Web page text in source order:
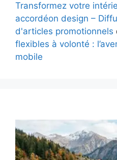
Transformez votre
accordéon design –
d'articles promotionnels
flexibles à volonté :
mobile